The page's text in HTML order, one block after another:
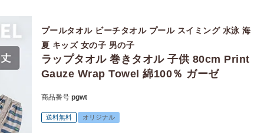
プールタオル ビーチタオル プール スイミング 水泳 海
夏 キッズ 女の子 男の子
ラップタオル 巻きタオル 子供 80cm Print
Gauze Wrap Towel 綿100％ ガーゼ
商品番号 pgwt
送料無料 オリジナル